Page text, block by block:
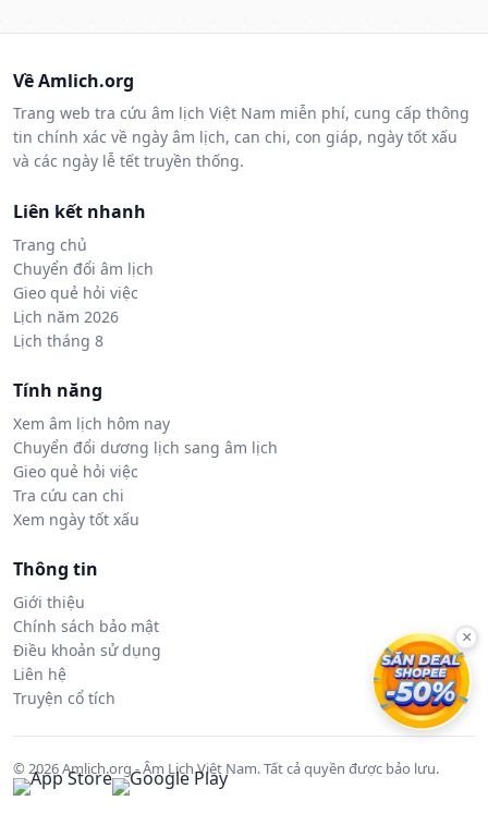
Về Amlich.org
Trang web tra cứu âm lịch Việt Nam miễn phí, cung cấp thông
tin chính xác về ngày âm lịch, can chi, con giáp, ngày tốt xấu
và các ngày lễ tết truyền thống.
Liên kết nhanh
Trang chủ
Chuyển đổi âm lịch
Gieo quẻ hỏi việc
Lịch năm 2026
Lịch tháng 8
Tính năng
Xem âm lịch hôm nay
Chuyển đổi dương lịch sang âm lịch
Gieo quẻ hỏi việc
Tra cứu can chi
Xem ngày tốt xấu
Thông tin
Giới thiệu
Chính sách bảo mật
Điều khoản sử dụng
Liên hệ
Truyện cổ tích
© 2026 Amlich.org - Âm Lịch Việt Nam. Tất cả quyền được bảo lưu.
×